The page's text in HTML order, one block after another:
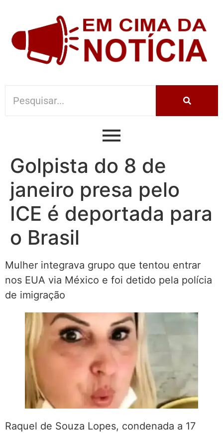
Golpista do 8 de
janeiro presa pelo
ICE é deportada para
o Brasil
Mulher integrava grupo que tentou entrar
nos EUA via México e foi detido pela polícia
de imigração
Raquel de Souza Lopes, condenada a 17